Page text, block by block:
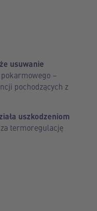
usuwanie
–
pochodzących z
uszkodzeniom
termoregulację